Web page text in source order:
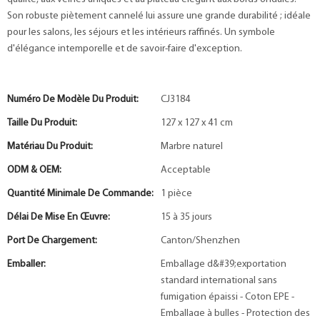
Son robuste piètement cannelé lui assure une grande durabilité ; idéale
pour les salons, les séjours et les intérieurs raffinés. Un symbole
d'élégance intemporelle et de savoir-faire d'exception.
Numéro De Modèle Du Produit: CJ3184
Taille Du Produit: 127 x 127 x 41 cm
Matériau Du Produit: Marbre naturel
ODM & OEM: Acceptable
Quantité Minimale De Commande: 1 pièce
Délai De Mise En Œuvre: 15 à 35 jours
Port De Chargement: Canton/Shenzhen
Emballer:
Emballage d&#39;exportation
standard international sans
fumigation épaissi - Coton EPE -
Emballage à bulles - Protection des